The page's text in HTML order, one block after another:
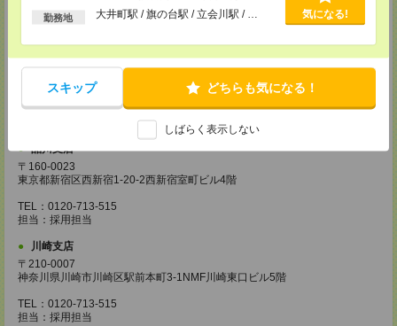
以上
勤務地 大井町駅 / 旗の台駅 / 立会川駅 / … 気になる!
スキップ どちらも気になる！
しばらく表示しない
神奈川県藤沢市鵠沼石上1丁目5番2号
日本生命藤沢ビル2階
〒400-0031 山梨県甲府市丸の内2-30-3 甲府丸の内ビル5階
TEL：0120-713-515
品川支店
〒160-0023
東京都新宿区西新宿1-20-2西新宿室町ビル4階
TEL：0120-713-515
担当：採用担当
川崎支店
〒210-0007
神奈川県川崎市川崎区駅前本町3-1NMF川崎東口ビル5階
TEL：0120-713-515
担当：採用担当